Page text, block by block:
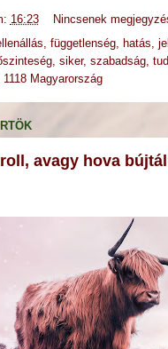
16:23
Nincsenek
függetlenség, hatás
, siker, szabadság,
Magyarország
avagy hova